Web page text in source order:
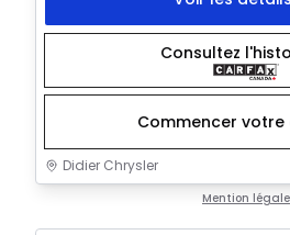
Consultez
Commencer
Didier Chrysler
Mention légale